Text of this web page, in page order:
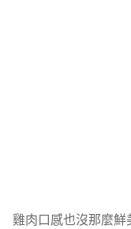
雞肉口感也沒那麼